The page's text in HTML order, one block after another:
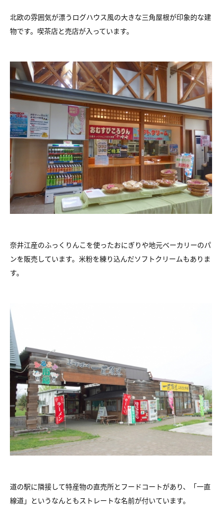
北欧の雰囲気が漂うログハウス風の大きな三角屋根が印象的な建
物です。喫茶店と売店が入っています。
奈井江産のふっくりんこを使ったおにぎりや地元ベーカリーのパ
ンを販売しています。米粉を練り込んだソフトクリームもありま
す。
道の駅に隣接して特産物の直売所とフードコートがあり、「一直
線道」というなんともストレートな名前が付いています。